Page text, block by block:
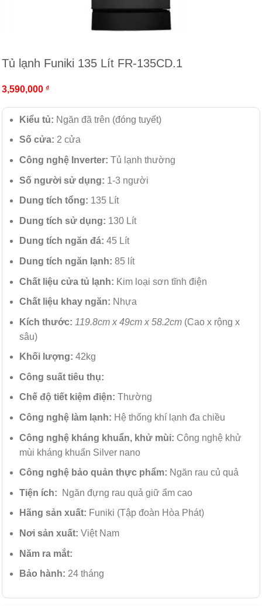
Tủ lạnh Funiki 135 Lít FR-135CD.1
3,590,000 ₫
Kiểu tủ: Ngăn đã trên (đóng tuyết)
Số cửa: 2 cửa
Công nghệ Inverter: Tủ lạnh thường
Số người sử dụng: 1-3 người
Dung tích tổng: 135 Lít
Dung tích sử dụng: 130 Lít
Dung tích ngăn đá: 45 Lít
Dung tích ngăn lạnh: 85 lít
Chất liệu cửa tủ lạnh: Kim loại sơn tĩnh điện
Chất liệu khay ngăn: Nhựa
Kích thước: 119.8cm x 49cm x 58.2cm(Cao x rộng x
sâu)
Khối lượng: 42kg
Công suất tiêu thụ:
Chế độ tiết kiệm điện: Thường
Công nghệ làm lạnh: Hệ thống khí lạnh đa chiều
Công nghệ kháng khuẩn, khử mùi: Công nghệ khử
mùi kháng khuẩn Silver nano
Công nghệ bảo quản thực phẩm: Ngăn rau củ quả
Tiện ích: Ngăn đựng rau quả giữ ẩm cao
Hãng sản xuất: Funiki (Tập đoàn Hòa Phát)
Nơi sản xuất: Việt Nam
Năm ra mắt:
Bảo hành: 24 tháng